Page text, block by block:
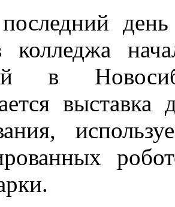
колледжа
в
выставка